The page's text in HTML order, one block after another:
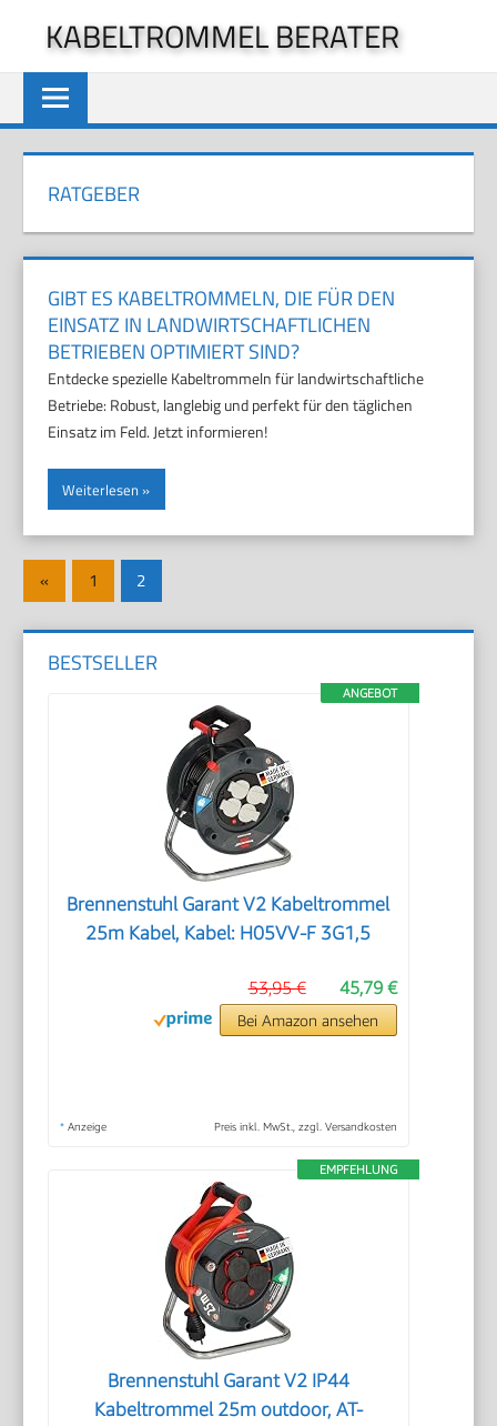
springen
KABELTROMMEL BERATER
RATGEBER
GIBT ES KABELTROMMELN, DIE FÜR DEN
EINSATZ IN LANDWIRTSCHAFTLICHEN
BETRIEBEN OPTIMIERT SIND?
Entdecke spezielle Kabeltrommeln für landwirtschaftliche
Betriebe: Robust, langlebig und perfekt für den täglichen
Einsatz im Feld. Jetzt informieren!
Weiterlesen
Seitennummerierung
der
Beiträge
«Vorherige
Beiträge
1 2
BESTSELLER
ANGEBOT
Brennenstuhl Garant V2 Kabeltrommel
25m Kabel, Kabel: H05VV-F 3G1,5
45,79 €
53,95 €
Bei Amazon ansehen
* Anzeige Preis inkl. MwSt., zzgl. Versandkosten
EMPFEHLUNG
Brennenstuhl Garant V2 IP44
Kabeltrommel 25m outdoor, AT-